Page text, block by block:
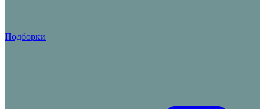
Подборки